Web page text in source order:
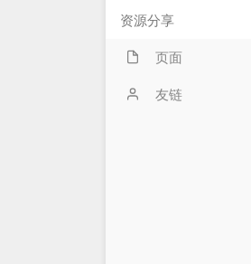
资源分享
页面
网站状态
友链